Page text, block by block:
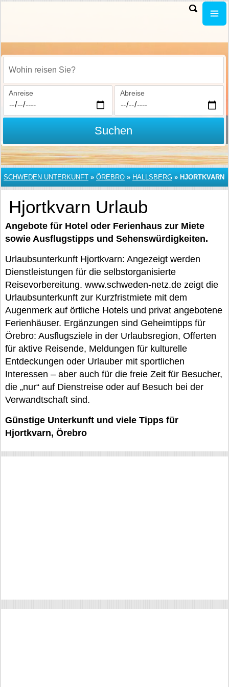
Wohin reisen Sie?
Anreise Abreise
Suchen
SCHWEDEN UNTERKUNFT » ÖREBRO » HALLSBERG » HJORTKVARN
Hjortkvarn Urlaub
Angebote für Hotel oder Ferienhaus zur Miete
sowie Ausflugstipps und Sehenswürdigkeiten.
Urlaubsunterkunft Hjortkvarn: Angezeigt werden
Dienstleistungen für die selbstorganisierte
Reisevorbereitung. www.schweden-netz.de zeigt die
Urlaubsunterkunft zur Kurzfristmiete mit dem
Augenmerk auf örtliche Hotels und privat angebotene
Ferienhäuser. Ergänzungen sind Geheimtipps für
Örebro: Ausflugsziele in der Urlaubsregion, Offerten
für aktive Reisende, Meldungen für kulturelle
Entdeckungen oder Urlauber mit sportlichen
Interessen – aber auch für die freie Zeit für Besucher,
die „nur“ auf Dienstreise oder auf Besuch bei der
Verwandtschaft sind.
Günstige Unterkunft und viele Tipps für
Hjortkvarn, Örebro